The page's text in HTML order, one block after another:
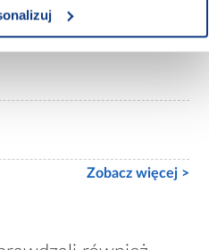
Zobacz więcej >